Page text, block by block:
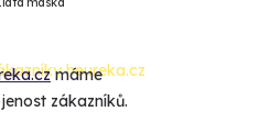
máme
zákazníků.